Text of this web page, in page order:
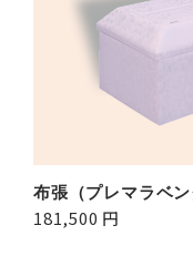
布張（プレマラベン
181,500 円